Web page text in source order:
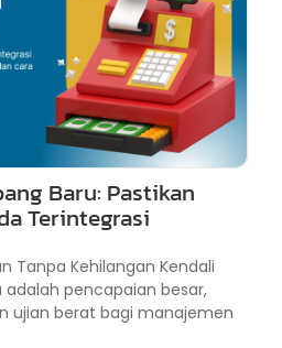
Baru: Pastikan
Terintegrasi
Tanpa Kehilangan Kendali
pencapaian besar,
ujian berat bagi manajemen